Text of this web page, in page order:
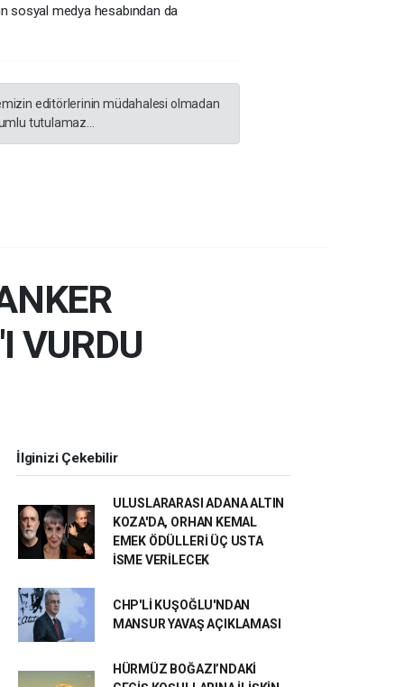
sosyal medya hesabından da
editörlerinin müdahalesi olmadan
tutulamaz...
VURDU
İlginizi Çekebilir
ULUSLARARASI ADANA ALTIN
KOZA'DA, ORHAN KEMAL
EMEK ÖDÜLLERİ ÜÇ USTA
İSME VERİLECEK
CHP'Lİ KUŞOĞLU'NDAN
MANSUR YAVAŞ AÇIKLAMASI
HÜRMÜZ BOĞAZI’NDAKİ